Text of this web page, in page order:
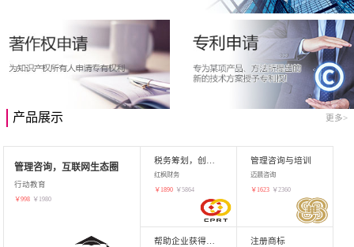
产品展示 更多>
管理咨询，互联网生态圈
行动教育
￥998 ￥ 1980
红枫财务
￥ 1890 ￥5864
管理咨询与培训
迈晨咨询
￥ 1623 ￥2360
注册商标